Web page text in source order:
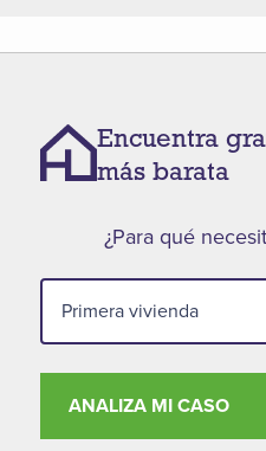
Encuentra
más barata
¿Para qué
ANALIZA MI CASO